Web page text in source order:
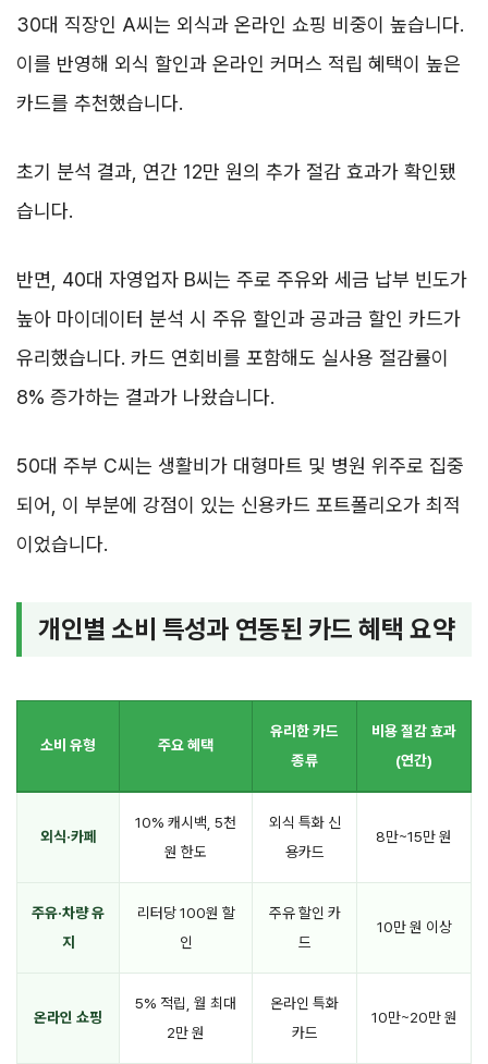
30대 직장인 A씨는 외식과 온라인 쇼핑 비중이 높습니다.
이를 반영해 외식 할인과 온라인 커머스 적립 혜택이 높은
카드를 추천했습니다.
초기 분석 결과, 연간 12만 원의 추가 절감 효과가 확인됐
습니다.
반면, 40대 자영업자 B씨는 주로 주유와 세금 납부 빈도가
높아 마이데이터 분석 시 주유 할인과 공과금 할인 카드가
유리했습니다. 카드 연회비를 포함해도 실사용 절감률이
8% 증가하는 결과가 나왔습니다.
50대 주부 C씨는 생활비가 대형마트 및 병원 위주로 집중
되어, 이 부분에 강점이 있는 신용카드 포트폴리오가 최적
이었습니다.
개인별 소비 특성과 연동된 카드 혜택 요약
소비 유형 주요 혜택
유리한 카드
종류
비용 절감 효과
(연간)
외식·카페
10% 캐시백, 5천
원 한도
외식 특화 신
용카드
8만~15만 원
주유·차량 유
지
리터당 100원 할
인
주유 할인 카
드
10만 원 이상
온라인 쇼핑
5% 적립, 월 최대
2만 원
온라인 특화
카드
10만~20만 원